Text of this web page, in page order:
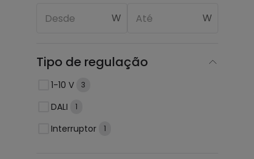
W W
Tipo de regulação
1-10 V 3
DALI 1
Interruptor 1